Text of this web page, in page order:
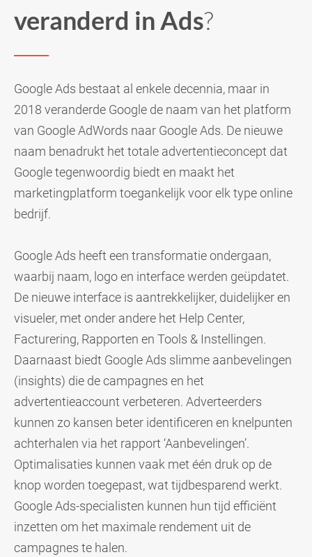
veranderd in Ads?
Google Ads bestaat al enkele decennia, maar in
2018 veranderde Google de naam van het platform
van Google AdWords naar Google Ads. De nieuwe
naam benadrukt het totale advertentieconcept dat
Google tegenwoordig biedt en maakt het
marketingplatform toegankelijk voor elk type online
bedrijf.
Google Ads heeft een transformatie ondergaan,
waarbij naam, logo en interface werden geüpdatet.
De nieuwe interface is aantrekkelijker, duidelijker en
visueler, met onder andere het Help Center,
Facturering, Rapporten en Tools & Instellingen.
Daarnaast biedt Google Ads slimme aanbevelingen
(insights) die de campagnes en het
advertentieaccount verbeteren. Adverteerders
kunnen zo kansen beter identificeren en knelpunten
achterhalen via het rapport ‘Aanbevelingen’.
Optimalisaties kunnen vaak met één druk op de
knop worden toegepast, wat tijdbesparend werkt.
Google Ads-specialisten kunnen hun tijd efficiënt
inzetten om het maximale rendement uit de
campagnes te halen.